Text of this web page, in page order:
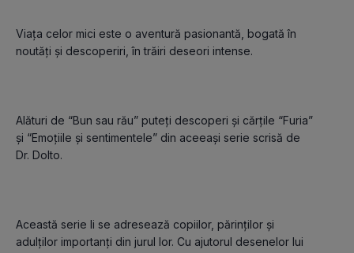
Viața celor mici este o aventură pasionantă, bogată în
Alături de “Bun sau rău” puteți descoperi și cărțile “Furia”
și “Emoțiile și sentimentele” din aceeași serie scrisă de
Această serie li se adresează copiilor, părinților și
adulților importanți din jurul lor. Cu ajutorul desenelor lui